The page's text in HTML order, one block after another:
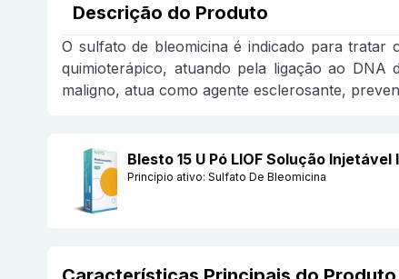
Descrição do Produto
O sulfato de bleomicina é indicado para tratar
quimioterápico, atuando pela ligação ao DNA
maligno, atua como agente esclerosante,
Blesto 15 U Pó LIOF Solução
Princípio ativo: Sulfato De Bleomicina